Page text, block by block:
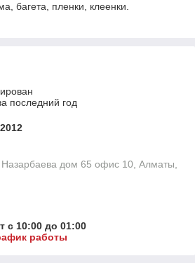
багета, пленки, клеенки.
последний год
дом 65 офис 10, Алматы,
с 10:00 до 01:00
работы